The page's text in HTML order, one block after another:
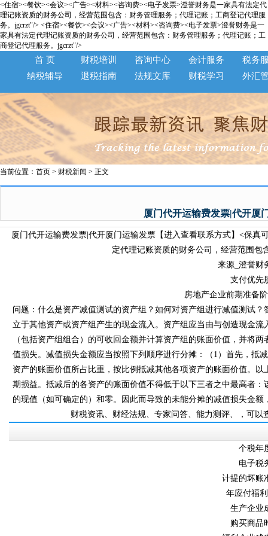
<住宿><餐饮><会议><广告><材料><咨询费><电子发票>澄誉财务是一家具有法定代
理记账资质的财务公司，经营范围包含：财务管理服务；代理记账；工商登记代理服
务。jgcrzt"/> <住宿><餐饮><会议><广告><材料><咨询费><电子发票>澄誉财务是一
家具有法定代理记账资质的财务公司，经营范围包含：财务管理服务；代理记账；工
商登记代理服务。jgcrzt"/>
首 页 财税培训 咨询中心 会计服务
税务
纳税辅导
退税指南 法规文库 财税学习 外汇
当前位置： 首页 > 财税新闻 > 正文
厦门代开运输费发票|代开厦
厦门代开运输费发票|代开厦门运输发票【进入查看联系方式】<保
定代理记账资质的财务公司，经营范围包含
来源_澄誉财
支付优先
房地产企业前期准备阶
问题：什么是资产减值测试的资产组？如何对资产组进行减值测试
立于其他资产或资产组产生的现金流入。资产组应当由与创造现金
（包括资产组组合）的可收回金额并计算资产组的账面价值，并将
值损失。减值损失金额应当按照下列顺序进行分摊：（1）首先
资产的账面价值所占比重，按比例抵减其他各项资产的账面价值
期损益。抵减后的各资产的账面价值不得低于以下三者之中最高者
的现值（如可确定的）和零。因此而导致的未能分摊的减值损失金
财税资讯、财经法规、专家问答、能力测评
个税年
电子税
计提的坏账
年应付福
生产企业
购买商品